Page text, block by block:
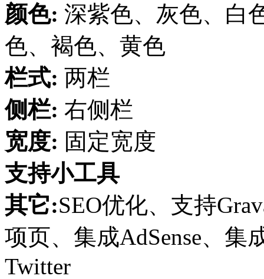
颜色: 深紫色、灰色、白
色、褐色、黄色
栏式: 两栏
侧栏: 右侧栏
宽度: 固定宽度
支持小工具
其它:SEO优化、支持
项页、集成AdSense、集
Twitter